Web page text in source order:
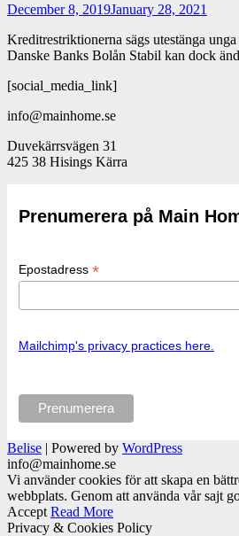
December 8, 2019January 28, 2021
Kreditrestriktionerna sägs utestänga
Danske Banks Bolån Stabil kan dock
[social_media_link]
info@mainhome.se
Duvekärrsvägen 31
425 38 Hisings Kärra
Prenumerera på Main
Epostadress *
Mailchimp's privacy practices here.
Belise | Powered by WordPress
info@mainhome.se
Vi använder cookies för att skapa en
webbplats. Genom att använda vår sajt
Accept Read More
Privacy & Cookies Policy